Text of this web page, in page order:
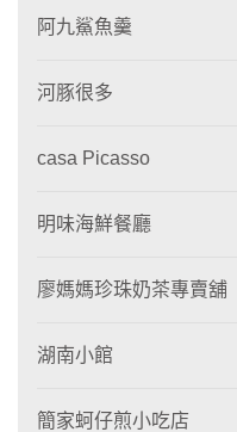
阿九鯊魚羹
河豚很多
casa Picasso
明味海鮮餐廳
廖媽媽珍珠奶茶專賣舖
湖南小館
簡家蚵仔煎小吃店